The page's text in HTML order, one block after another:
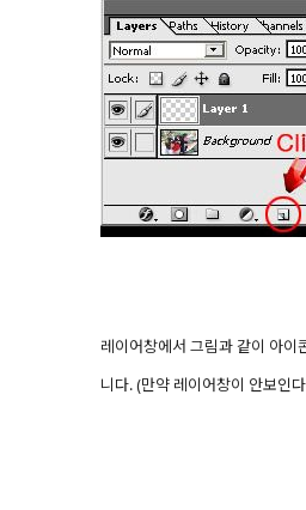
레이어창에서 그림과 같이 아이
니다. (만약 레이어창이 안보